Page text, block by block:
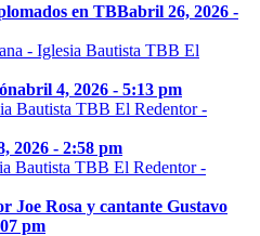
en TBBabril 26, 2026 -
abril 4, 2026 - 5:13 pm
2026 - 2:58 pm
Joe Rosa y cantante Gustavo
pm